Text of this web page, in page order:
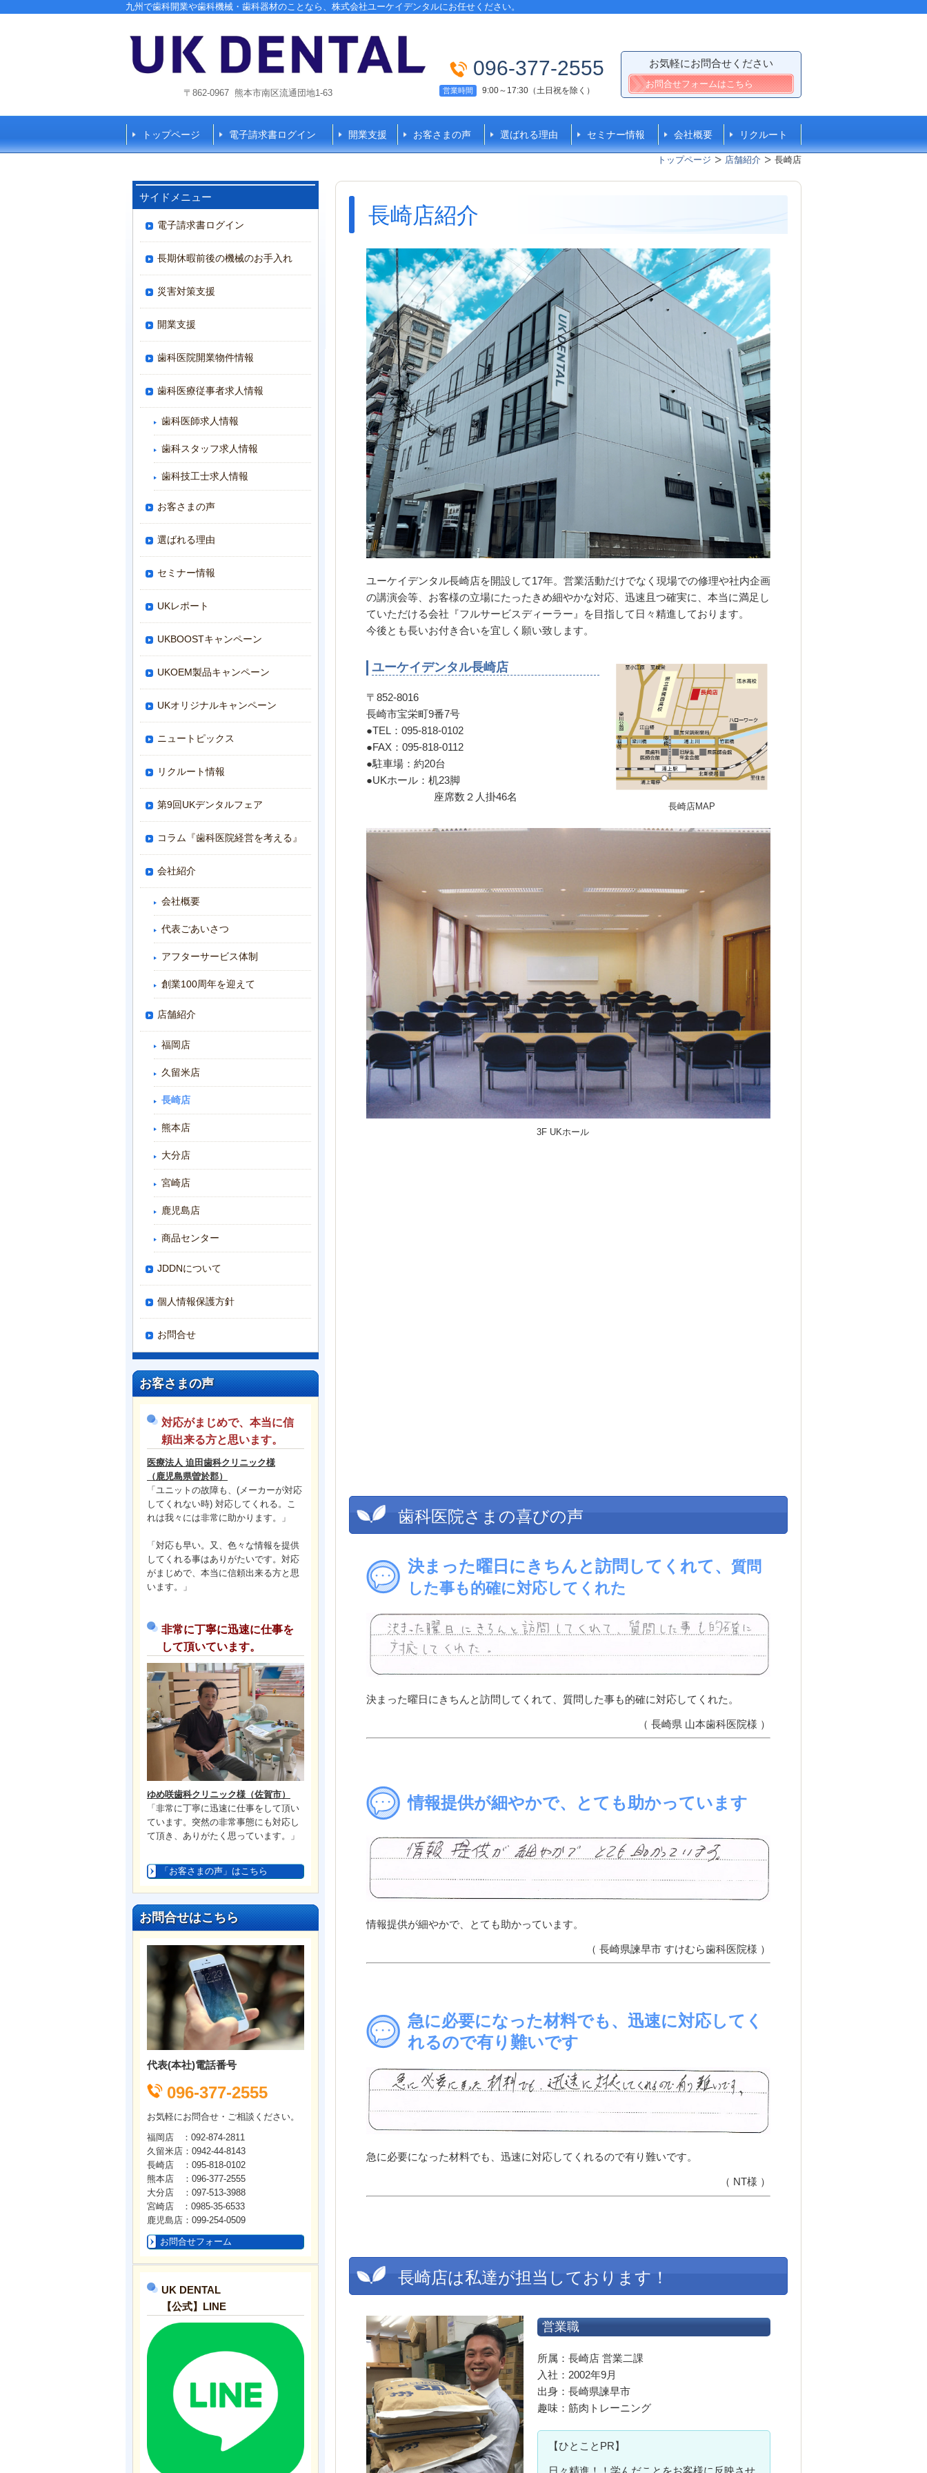
九州で歯科開業や歯科機械・歯科器材のことなら、株式会社ユーケイデンタルにお任せください。
〒862-0967 熊本市南区流通団地1-63
096-377-2555
営業時間 9:00～17:30（土日祝を除く）
お気軽にお問合せください
お問合せフォームはこちら
トップページ 電子請求書ログイン 開業支援 お客さまの声 選ばれる理由 セミナー情報 会社概要 リクルート
トップページ 店舗紹介 長崎店
長崎店紹介
ユーケイデンタル長崎店を開設して17年。営業活動だけでなく現場での修理や社内企画
の講演会等、お客様の立場にたったきめ細やかな対応、迅速且つ確実に、本当に満足し
ていただける会社『フルサービスディーラー』を目指して日々精進しております。
今後とも長いお付き合いを宜しく願い致します。
長崎店MAP
ユーケイデンタル長崎店
〒852-8016
長崎市宝栄町9番7号
●TEL：095-818-0102
●FAX：095-818-0112
●駐車場：約20台
●UKホール：机23脚
座席数２人掛46名
3F UKホール
歯科医院さまの喜びの声
決まった曜日にきちんと訪問してくれて、 質問
した事も的確に対応してくれた
決まった曜日にきちんと訪問してくれて、質問した事も的確に対応してくれた。
（ 長崎県 山本歯科医院様 ）
情報提供が細やかで、とても助かっています
情報提供が細やかで、とても助かっています。
（ 長崎県諫早市 すけむら歯科医院様 ）
急に必要になった材料でも、迅速に対応してく
れるので有り難いです
急に必要になった材料でも、迅速に対応してくれるので有り難いです。
（ NT様 ）
長崎店は私達が担当しております！
営業職
所属：長崎店 営業二課
入社：2002年9月
出身：長崎県諫早市
趣味：筋肉トレーニング
【ひとことPR】
日々精進！！学んだことをお客様に反映させ
サイドメニュー
電子請求書ログイン
長期休暇前後の機械のお手入れ
災害対策支援
開業支援
歯科医院開業物件情報
歯科医療従事者求人情報
歯科医師求人情報
歯科スタッフ求人情報
歯科技工士求人情報
お客さまの声
選ばれる理由
セミナー情報
UKレポート
UKBOOSTキャンペーン
UKOEM製品キャンペーン
UKオリジナルキャンペーン
ニュートピックス
リクルート情報
第9回UKデンタルフェア
コラム『歯科医院経営を考える』
会社紹介
会社概要
代表ごあいさつ
アフターサービス体制
創業100周年を迎えて
店舗紹介
福岡店
久留米店
長崎店
熊本店
大分店
宮崎店
鹿児島店
商品センター
JDDNについて
個人情報保護方針
お問合せ
お客さまの声
対応がまじめで、本当に信
頼出来る方と思います。
医療法人 迫田歯科クリニック様
（鹿児島県曽於郡）
「ユニットの故障も、(メーカーが対応
してくれない時) 対応してくれる。こ
れは我々には非常に助かります。」
「対応も早い。又、色々な情報を提供
してくれる事はありがたいです。対応
がまじめで、本当に信頼出来る方と思
います。」
非常に丁寧に迅速に仕事を
して頂いています。
ゆめ咲歯科クリニック様（佐賀市）
「非常に丁寧に迅速に仕事をして頂い
ています。突然の非常事態にも対応し
て頂き、ありがたく思っています。」
「お客さまの声」はこちら
お問合せはこちら
代表(本社)電話番号
096-377-2555
お気軽にお問合せ・ご相談ください。
福岡店 ：092-874-2811
久留米店：0942-44-8143
長崎店 ：095-818-0102
熊本店 ：096-377-2555
大分店 ：097-513-3988
宮崎店 ：0985-35-6533
鹿児島店：099-254-0509
お問合せフォーム
UK DENTAL
【公式】LINE